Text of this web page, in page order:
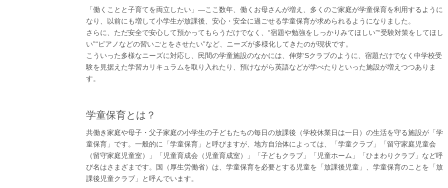
「働くことと子育てを両立したい」―ここ数年、働くお母さんが増え、多くのご家庭が学童保育を利用するように
なり、以前にも増して小学生が放課後、安心・安全に過ごせる学童保育が求められるようになりました。
さらに、ただ安全で安心して預かってもらうだけでなく、“宿題や勉強をしっかりみてほしい”“受験対策をしてほし
い”“ピアノなどの習いごとをさせたい”など、ニーズが多様化してきたのが現状です。
こういった多様なニーズに対応し、民間の学童施設のなかには、伸芽‘Sクラブのように、宿題だけでなく中学校受
験を見据えた学習カリキュラムを取り入れたり、預けながら英語などが学べたりといった施設が増えつつありま
す。
学童保育とは？
共働き家庭や母子・父子家庭の小学生の子どもたちの毎日の放課後（学校休業日は一日）の生活を守る施設が「学
童保育」です。一般的に「学童保育」と呼びますが、地方自治体によっては、「学童クラブ」「留守家庭児童会
（留守家庭児童室）」「児童育成会（児童育成室）」「子どもクラブ」「児童ホーム」「ひまわりクラブ」など呼
び名はさまざまです。国（厚生労働省）は、学童保育を必要とする児童を「放課後児童」、学童保育のことを「放
課後児童クラブ」と呼んでいます。